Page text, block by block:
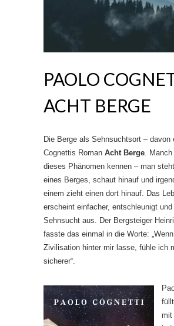
PAOLO
ACHT BERGE
Die Berge als Sehnsuchtsort – davon
Cognettis Roman Acht Berge.
dieses Phänomen kennen – man
eines Berges, schaut hinauf und
einem zieht einen dort hinauf. Das
erscheint einfacher, entschleunigt
Sehnsucht aus. Der Bergsteiger
fasste das einmal in die Worte:
Zivilisation hinter mir lasse, fühle ich
sicherer“.
mit